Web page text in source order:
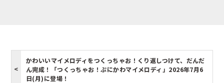
かわいいマイメロディをつくっちゃお！くり返しつけて、だんだ
ん完成！「つくっちゃお！ぷにかわマイメロディ」2026年7月6
日(月)に登場！